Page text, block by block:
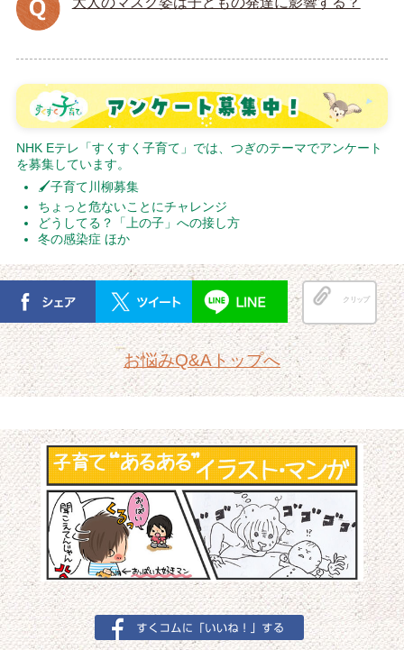
NHK Eテレ「すくすく子育て」では、つぎのテーマでアンケート
を募集しています。
🖌子育て川柳募集
ちょっと危ないことにチャレンジ
どうしてる？「上の子」への接し方
冬の感染症 ほか
クリップ
お悩みQ&Aトップへ